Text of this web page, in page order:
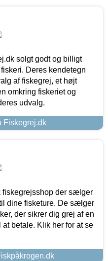
solgt godt og billigt
Deres kendetegn
af fiskegrej, et højt
omkring fiskeriet og
udvalg.
Fiskegrej.dk
fiskegrejsshop der sælger
dine fisketure. De sælger
der sikrer dig grej af en
betale. Klik her for at se